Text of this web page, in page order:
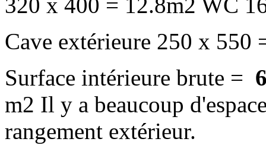
320 x 400 = 12.8m2 WC
Cave extérieure 250 x 550
Surface intérieure brute =
m2 Il y a beaucoup
rangement extérieur.